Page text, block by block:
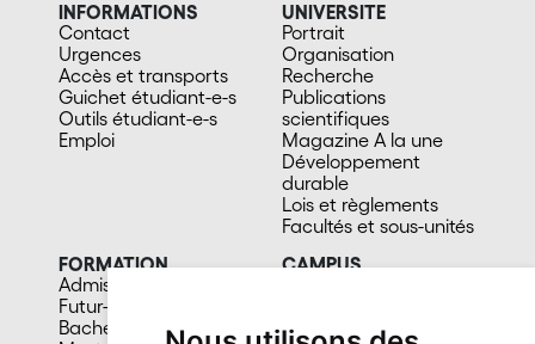
INFORMATIONS
Contact
Urgences
Accès et transports
Guichet étudiant-e-s
Outils étudiant-e-s
Emploi
UNIVERSITE
Portrait
Organisation
Recherche
Publications
scientifiques
Magazine A la une
Développement
durable
Lois et règlements
Facultés et sous-unités
FORMATION
Admission
Futur-e étudiant-e
Bachelors
CAMPUS
Sports